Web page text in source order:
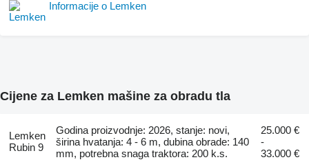
Informacije o Lemken
Cijene za Lemken mašine za obradu tla
Lemken
Rubin 9
Godina proizvodnje: 2026, stanje: novi,
širina hvatanja: 4 - 6 m, dubina obrade: 140
mm, potrebna snaga traktora: 200 k.s.
25.000 €
-
33.000 €